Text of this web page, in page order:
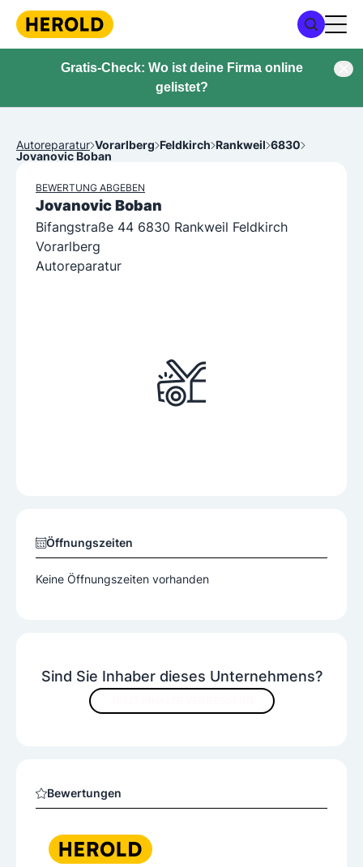
Gratis-Check: Wo ist deine Firma online
gelistet?
Autoreparatur Vorarlberg Feldkirch Rankweil 6830
Jovanovic Boban
BEWERTUNG ABGEBEN
Jovanovic Boban
Bifangstraße 44 6830 Rankweil Feldkirch
Vorarlberg
Autoreparatur
Sind Sie Inhaber dieses Unternehmens?
Bewertungen
Öffnungszeiten
Keine Öffnungszeiten vorhanden